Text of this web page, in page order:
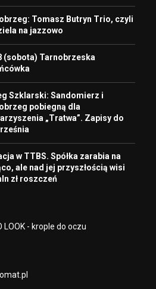
Tomasz Butryn Trio, czyli
na jazzowo
(sobota) Tarnobrzeska
Szklarski: Sandomierz i
pobiegną dla
„Tratwa”. Zapisy do
w TTBS. Spółka zarabia na
ale nad jej przyszłością wisi
zł roszczeń
LOOK - krople do oczu